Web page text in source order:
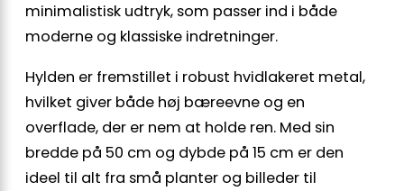
minimalistisk udtryk, som passer ind i både
moderne og klassiske indretninger.
Hylden er fremstillet i robust hvidlakeret metal,
hvilket giver både høj bæreevne og en
overflade, der er nem at holde ren. Med sin
bredde på 50 cm og dybde på 15 cm er den
ideel til alt fra små planter og billeder til